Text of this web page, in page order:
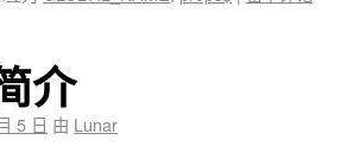
介
5 日 由 Lunar